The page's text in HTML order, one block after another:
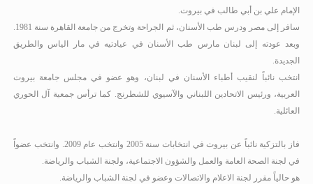
الإمام علي بن أبي طالب في بيروت.
سافر إلى مصر ودرس طب الأسنان، ثم الجراحة وتخرج من جامعة القاهرة سنة 1981
.
وبعد عودته إلى لبنان مارس طب الأسنان في عيادتيه في مار الياس والطريق
الجديدة.
انتخب نائباً لنقيب أطباء الأسنان في لبنان، وهو عضو في مجلس جامعة بيروت
العربية، ورئيس الاتحادين اللبناني والآسيوي للشطرنج. كما ترأس جمعية آل الحوري
العائلية.
فاز بالتزكية نائباً عن بيروت في انتخابات سنة 2005 وانتخب عام 2009. وانتخب عضواً
في لجنة الصحة العامة والعمل والشؤون الاجتماعية، ولجنة الشباب والرياضة.
هو حالياً مقرر لجنة الاعلام والاتصالات وعضو في لجنة الشباب والرياضة.